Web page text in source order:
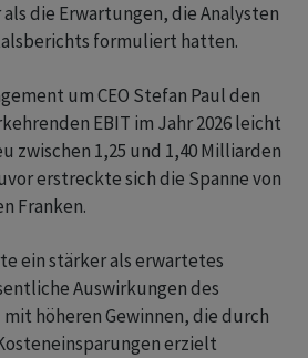
die Erwartungen, die Analysten
formuliert hatten.
um CEO Stefan Paul den
EBIT im Jahr 2026 leicht
zwischen 1,25 und 1,40 Milliarden
erstreckte sich die Spanne von
Franken.
ein stärker als erwartetes
Auswirkungen des
höheren Gewinnen, die durch
erzielt